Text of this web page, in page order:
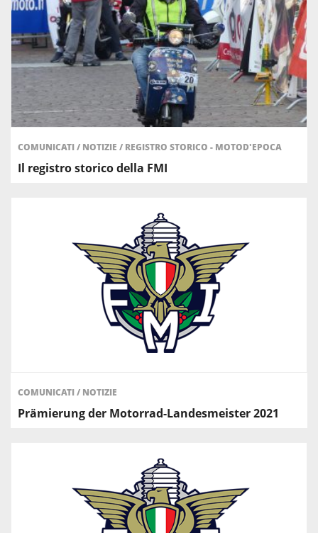
COMUNICATI/ NOTIZIE / REGISTRO STORICO - MOTOD'EPOCA
Il registro storico della FMI
COMUNICATI/ NOTIZIE
Prämierung der Motorrad-Landesmeister 2021